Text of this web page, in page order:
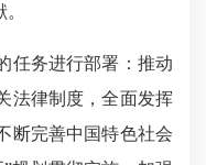
务进行部署：推动
法律制度，全面发挥
断完善中国特色社会